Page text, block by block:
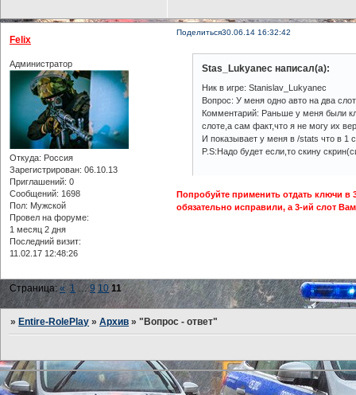
Поделиться30.06.14 16:32:42
Felix
Администратор
Откуда: Россия
Зарегистрирован: 06.10.13
Приглашений: 0
Сообщений: 1698
Пол: Мужской
Провел на форуме:
1 месяц 2 дня
Последний визит:
11.02.17 12:48:26
Stas_Lukyanec написал(а):
Ник в игре: Stanislav_Lukyanec
Вопрос: У меня одно авто на два
Комментарий: Раньше у меня были
слоте,а сам факт,что я не могу их
И показывает у меня в /stats что в 1
P.S:Надо будет если,то скину
Попробуйте применить отдать ключи в
обязательно исправили, а 3-ий слот
Страница:« 1 … 9 10 11
» Entire-RolePlay »Архив »"Вопрос - ответ"